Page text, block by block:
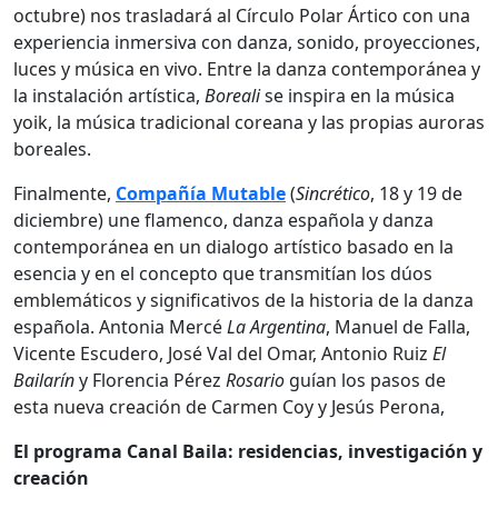
octubre) nos trasladará al Círculo Polar Ártico con una
experiencia inmersiva con danza, sonido, proyecciones,
luces y música en vivo. Entre la danza contemporánea y
la instalación artística, Borealise inspira en la música
yoik, la música tradicional coreana y las propias auroras
boreales.
Finalmente, Compañía Mutable(Sincrético, 18 y 19 de
diciembre) une flamenco, danza española y danza
contemporánea en un dialogo artístico basado en la
esencia y en el concepto que transmitían los dúos
emblemáticos y significativos de la historia de la danza
española. Antonia MercéLa Argentina, Manuel de Falla,
Vicente Escudero, José Val del Omar, Antonio Ruiz El
Bailaríny Florencia Pérez Rosario guían los pasos de
esta nueva creación de Carmen Coy y Jesús Perona,
El programa Canal Baila: residencias, investigación y
creación